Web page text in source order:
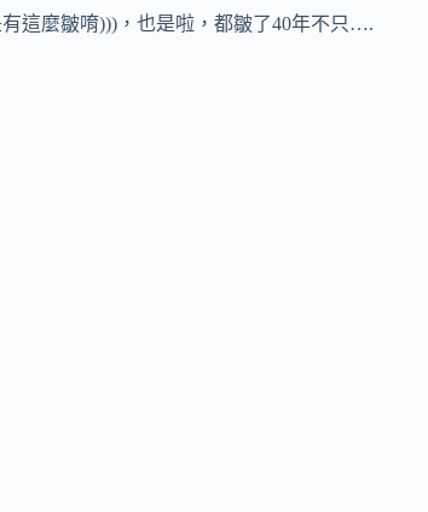
這麼皺唷)))，也是啦，都皺了40年不只….